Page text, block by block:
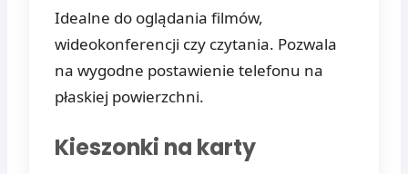
Idealne do oglądania filmów,
wideokonferencji czy czytania. Pozwala
na wygodne postawienie telefonu na
płaskiej powierzchni.
Kieszonki na karty